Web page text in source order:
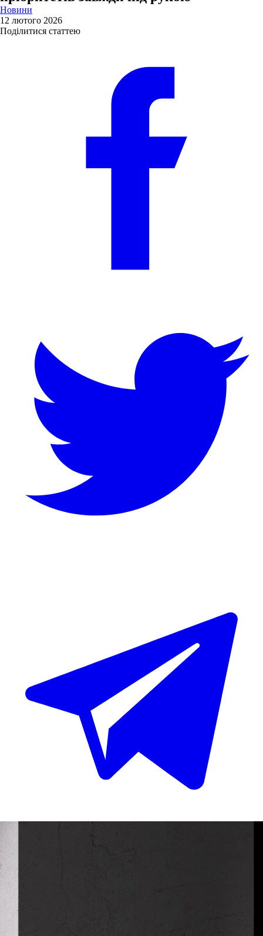
Новини
12 лютого 2026
Поділитися статтею